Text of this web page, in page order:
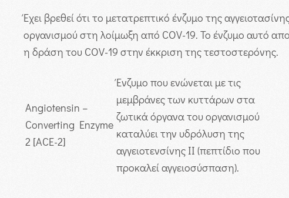
Έχει βρεθεί ότι το μετατρεπτικό ένζυμο της
οργανισμού στη λοίμωξη από COV-19. Το ένζυμο αυτό
η δράση του COV-19 στην έκκριση της τεστοστερόνης.
Angiotensin –
Converting Enzyme
2 [ACE-2]
Ένζυμο που ενώνεται με τις
μεμβράνες των κυττάρων στα
ζωτικά όργανα του οργανισμού
καταλύει την υδρόλυση της
αγγειοτενσίνης ΙΙ (πεπτίδιο που
προκαλεί αγγειοσύσπαση).